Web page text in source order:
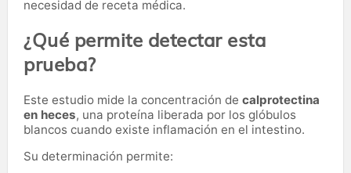
necesidad de receta médica.
¿Qué permite detectar esta
prueba?
Este estudio mide la concentración de calprotectina
en heces, una proteína liberada por los glóbulos
blancos cuando existe inflamación en el intestino.
Su determinación permite: